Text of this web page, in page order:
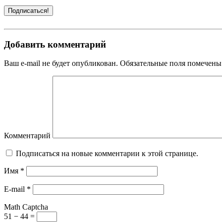
Добавить комментарий
Ваш e-mail не будет опубликован. Обязательные поля
Комментарий
Подписаться на новые комментарии к этой странице.
Имя *
E-mail *
Math Captcha
51 − 44 =